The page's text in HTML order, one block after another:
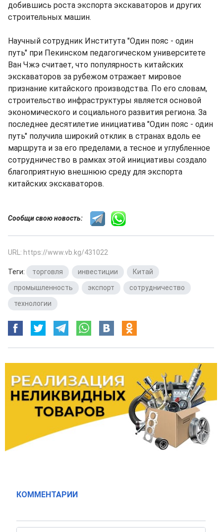
добившись роста экспорта экскаваторов и других
строительных машин.
Научный сотрудник Института "Один пояс - один
путь" при Пекинском педагогическом университете
Ван Чжэ считает, что популярность китайских
экскаваторов за рубежом отражает мировое
признание китайского производства. По его словам,
строительство инфраструктуры является основой
экономического и социального развития региона. За
последнее десятилетие инициатива "Один пояс - один
путь" получила широкий отклик в странах вдоль ее
маршрута и за его пределами, а тесное и углубленное
сотрудничество в рамках этой инициативы создало
благоприятную внешнюю среду для экспорта
китайских экскаваторов.
Сообщи свою новость:
URL: https://www.vb.kg/431022
Теги: торговля инвестиции Китай
промышленность
экспорт сотрудничество
технологии
КОММЕНТАРИИ